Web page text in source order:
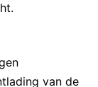
van de